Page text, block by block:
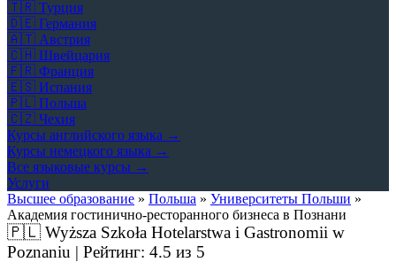
🇹🇷 Турция
🇩🇪 Германия
🇦🇹 Австрия
🇨🇭 Швейцария
🇫🇷 Франция
🇪🇸 Испания
🇵🇱 Польша
🇨🇿 Чехия
Курсы английского языка →
Курсы немецкого языка →
Все языковые курсы →
Услуги
Высшее образование » Польша » Университеты Польши »
Академия гостинично-ресторанного бизнеса в Познани
🇵🇱Wyższa Szkoła Hotelarstwa i Gastronomii w
Poznaniu | Рейтинг: 4.5 из 5